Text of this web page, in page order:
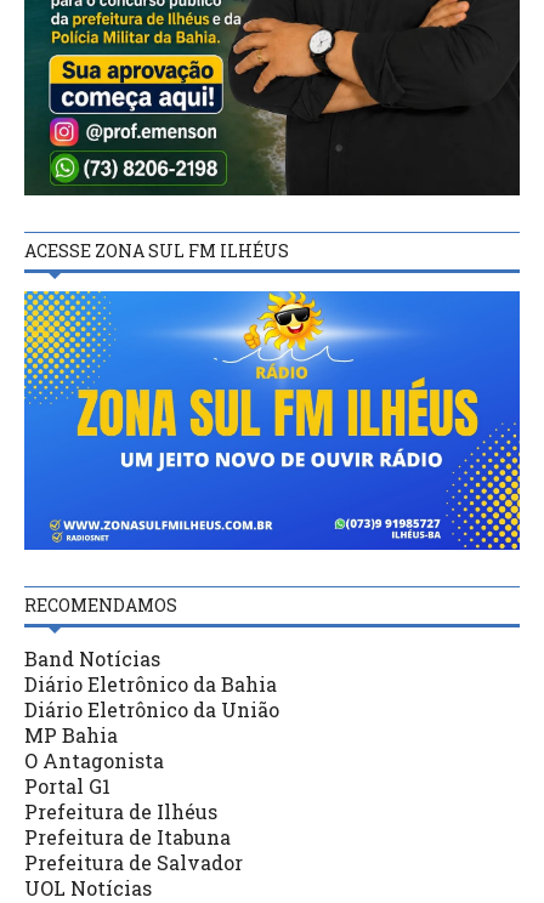
ACESSE ZONA SUL FM ILHÉUS
RECOMENDAMOS
Band Notícias
Diário Eletrônico da Bahia
Diário Eletrônico da União
MP Bahia
O Antagonista
Portal G1
Prefeitura de Ilhéus
Prefeitura de Itabuna
Prefeitura de Salvador
UOL Notícias